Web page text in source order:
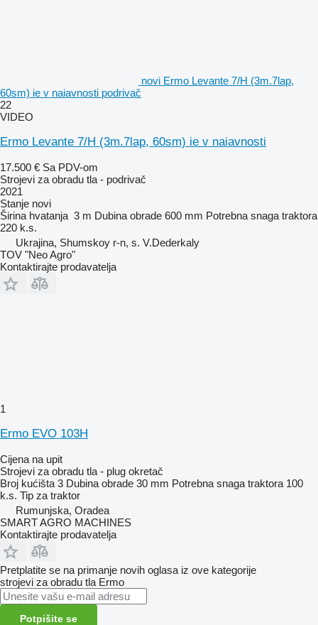
novi Ermo Levante 7/H (3m.7lap,
60sm) ie v naiavnosti podrivač
22
VIDEO
Ermo Levante 7/H (3m.7lap, 60sm) ie v naiavnosti
17.500 € Sa PDV-om
Strojevi za obradu tla - podrivač
2021
Stanje novi
Širina hvatanja 3 m Dubina obrade 600 mm Potrebna snaga traktora
220 k.s.
Ukrajina, Shumskoy r-n, s. V.Dederkaly
TOV "Neo Agro"
Kontaktirajte prodavatelja
1
Ermo EVO 103H
Cijena na upit
Strojevi za obradu tla - plug okretač
Broj kućišta 3 Dubina obrade 30 mm Potrebna snaga traktora 100
k.s. Tip za traktor
Rumunjska, Oradea
SMART AGRO MACHINES
Kontaktirajte prodavatelja
Pretplatite se na primanje novih oglasa iz ove kategorije
strojevi za obradu tla Ermo
Potpišite se